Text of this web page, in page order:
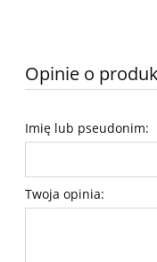
Opinie o
Imię lub pseudonim:
Twoja opinia: